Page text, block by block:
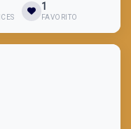
1
FAVORITO